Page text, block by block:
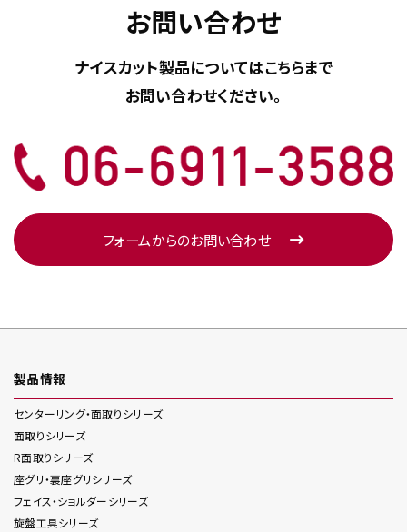
お問い合わせ
ナイスカット製品についてはこちらまで
お問い合わせください。
フォームからのお問い合わせ
製品情報
センターリング・面取りシリーズ
面取りシリーズ
R面取りシリーズ
座グリ・裏座グリシリーズ
フェイス・ショルダーシリーズ
旋盤工具シリーズ